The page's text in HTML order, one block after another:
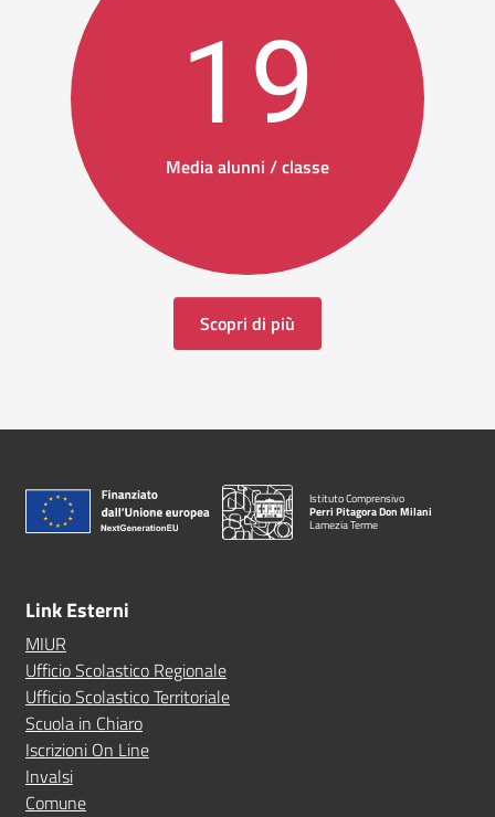
19
Media alunni / classe
Scopri di più
Istituto Comprensivo
Perri Pitagora Don Milani
Lamezia Terme
Link Esterni
MIUR
Ufficio Scolastico Regionale
Ufficio Scolastico Territoriale
Scuola in Chiaro
Iscrizioni On Line
Invalsi
Comune